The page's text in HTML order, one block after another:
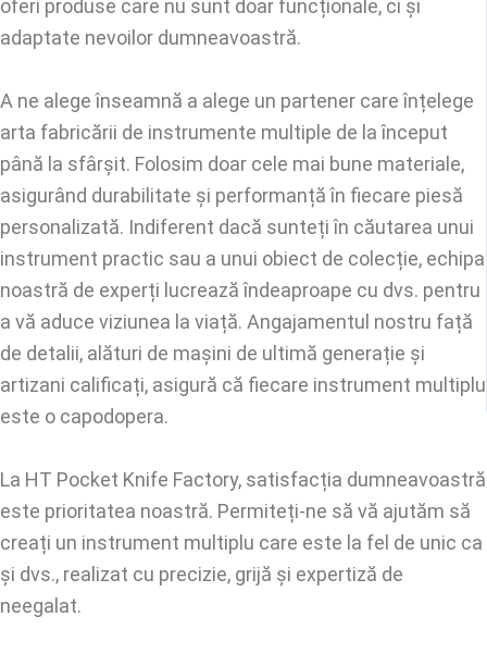
oferi produse care nu sunt doar funcționale, ci și
adaptate nevoilor dumneavoastră.
A ne alege înseamnă a alege un partener care înțelege
arta fabricării de instrumente multiple de la început
până la sfârșit. Folosim doar cele mai bune materiale,
asigurând durabilitate și performanță în fiecare piesă
personalizată. Indiferent dacă sunteți în căutarea unui
instrument practic sau a unui obiect de colecție, echipa
noastră de experți lucrează îndeaproape cu dvs. pentru
a vă aduce viziunea la viață. Angajamentul nostru față
de detalii, alături de mașini de ultimă generație și
artizani calificați, asigură că fiecare instrument multiplu
este o capodopera.
La HT Pocket Knife Factory, satisfacția dumneavoastră
este prioritatea noastră. Permiteți-ne să vă ajutăm să
creați un instrument multiplu care este la fel de unic ca
și dvs., realizat cu precizie, grijă și expertiză de
neegalat.